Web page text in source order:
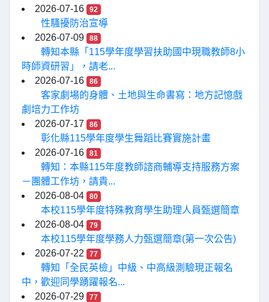
2026-07-16
92
性騷擾防治宣導
2026-07-09
88
轉知本縣「115學年度學習扶助國中現職教師8小
時師資研習」，請老...
2026-07-16
86
客家劇場的身體、土地與生命書寫：地方記憶戲
劇培力工作坊
2026-07-17
86
彰化縣115學年度學生舞蹈比賽實施計畫
2026-07-16
81
轉知：本縣115年度教師諮商輔導支持服務方案
－團體工作坊，請貴...
2026-08-04
80
本校115學年度特殊教育學生助理人員甄選簡章
2026-08-04
79
本校115學年度學務人力甄選簡章(第一次公告)
2026-07-22
77
轉知「全民英檢」中級、中高級測驗現正報名
中，歡迎同學踴躍報名...
2026-07-29
77